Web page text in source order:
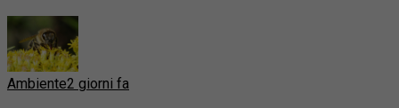
Ambiente2 giorni fa